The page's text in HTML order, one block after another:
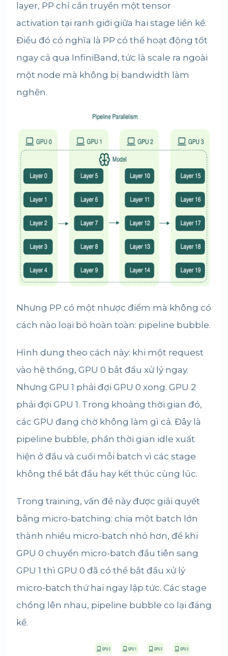
layer, PP chỉ cần truyền một tensor
activation tại ranh giới giữa hai stage liền kề.
Điều đó có nghĩa là PP có thể hoạt động tốt
ngay cả qua InfiniBand, tức là scale ra ngoài
một node mà không bị bandwidth làm
nghẽn.
Nhưng PP có một nhược điểm mà không có
cách nào loại bỏ hoàn toàn: pipeline bubble.
Hình dung theo cách này: khi một request
vào hệ thống, GPU 0 bắt đầu xử lý ngay.
Nhưng GPU 1 phải đợi GPU 0 xong. GPU 2
phải đợi GPU 1. Trong khoảng thời gian đó,
các GPU đang chờ không làm gì cả. Đây là
pipeline bubble, phần thời gian idle xuất
hiện ở đầu và cuối mỗi batch vì các stage
không thể bắt đầu hay kết thúc cùng lúc.
Trong training, vấn đề này được giải quyết
bằng micro-batching: chia một batch lớn
thành nhiều micro-batch nhỏ hơn, để khi
GPU 0 chuyển micro-batch đầu tiên sang
GPU 1 thì GPU 0 đã có thể bắt đầu xử lý
micro-batch thứ hai ngay lập tức. Các stage
chồng lên nhau, pipeline bubble co lại đáng
kể.